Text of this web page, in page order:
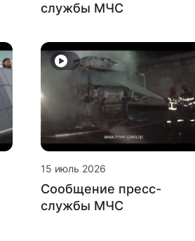
службы МЧС
15 июль 2026
Сообщение пресс-
службы МЧС